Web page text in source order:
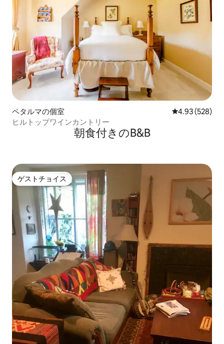
ペタルマの個室 レビュー528
4.93 (528)
ヒルトップワインカントリー
朝食付きのB&B
ゲストチョイス
ゲストチョイス